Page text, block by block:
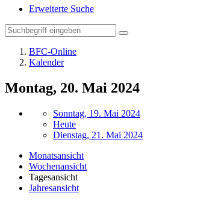
Erweiterte Suche
BFC-Online
Kalender
Montag, 20. Mai 2024
Sonntag, 19. Mai 2024
Heute
Dienstag, 21. Mai 2024
Monatsansicht
Wochenansicht
Tagesansicht
Jahresansicht